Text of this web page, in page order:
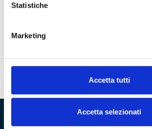
Statistiche
Marketing
Accetta tutti
Accetta selezionati